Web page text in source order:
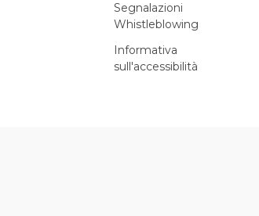
Segnalazioni
Whistleblowing
Informativa
sull'accessibilità